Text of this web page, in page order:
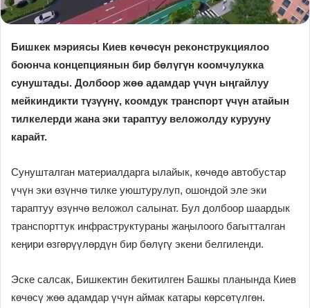
Бишкек мэриясы Киев көчөсүн реконструкциялоо
боюнча концепциянын бир бөлүгүн коомчулукка
сунуштады. Долбоор жөө адамдар үчүн ыңгайлуу
мейкиндикти түзүүнү, коомдук транспорт үчүн атайын
тилкелерди жана эки тараптуу веложолду курууну
карайт.
Сунушталган материалдарга ылайык, көчөдө автобустар
үчүн эки өзүнчө тилке уюштурулуп, ошондой эле эки
тараптуу өзүнчө веложол салынат. Бул долбоор шаардык
транспорттук инфраструктураны жаңылоого багытталган
кеңири өзгөрүүлөрдүн бир бөлүгү экени белгиленди.
Эске салсак, Бишкектин бекитилген Башкы планында Киев
көчөсү жөө адамдар үчүн аймак катары көрсөтүлгөн.